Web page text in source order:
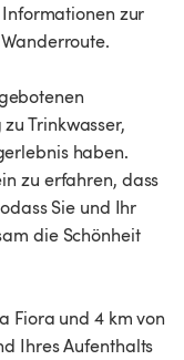
zur
Trinkwasser,
haben.
zu erfahren, dass
Sie und Ihr
die Schönheit
Fiora und 4 km von
Ihres Aufenthalts